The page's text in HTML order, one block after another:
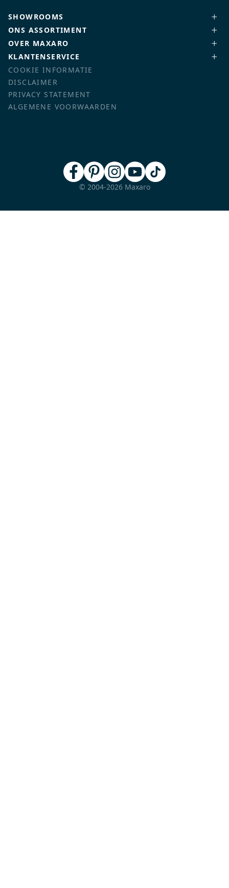
SHOWROOMS
ONS ASSORTIMENT
OVER MAXARO
KLANTENSERVICE
COOKIE INFORMATIE
DISCLAIMER
PRIVACY STATEMENT
ALGEMENE VOORWAARDEN
© 2004-2026 Maxaro